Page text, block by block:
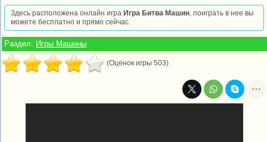
Здесь расположена онлайн игра Игра Битва Машин, поиграть в нее вы
можете бесплатно и прямо сейчас.
Раздел: Игры Машины
(Оценок игры 503)